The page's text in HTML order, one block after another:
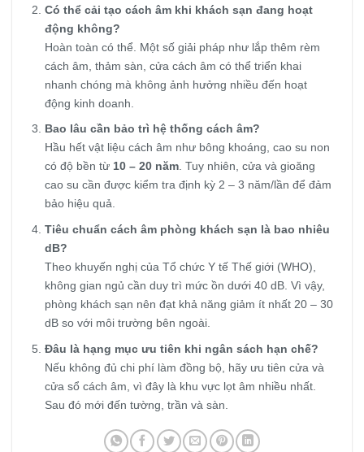
Có thể cải tạo cách âm khi khách sạn đang hoạt
động không?
Hoàn toàn có thể. Một số giải pháp như lắp thêm rèm
cách âm, thảm sàn, cửa cách âm có thể triển khai
nhanh chóng mà không ảnh hưởng nhiều đến hoạt
động kinh doanh.
Bao lâu cần bảo trì hệ thống cách âm?
Hầu hết vật liệu cách âm như bông khoáng, cao su non
có độ bền từ 10 – 20 năm. Tuy nhiên, cửa và gioăng
cao su cần được kiểm tra định kỳ 2 – 3 năm/lần để đảm
bảo hiệu quả.
Tiêu chuẩn cách âm phòng khách sạn là bao nhiêu
dB?
Theo khuyến nghị của Tổ chức Y tế Thế giới (WHO),
không gian ngủ cần duy trì mức ồn dưới 40 dB. Vì vậy,
phòng khách sạn nên đạt khả năng giảm ít nhất 20 – 30
dB so với môi trường bên ngoài.
Đâu là hạng mục ưu tiên khi ngân sách hạn chế?
Nếu không đủ chi phí làm đồng bộ, hãy ưu tiêncửa và
cửa sổ cách âm, vì đây là khu vực lọt âm nhiều nhất.
Sau đó mới đến tường, trần và sàn.